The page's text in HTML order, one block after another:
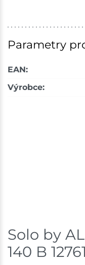
Ceny na
Parametry
EAN:
Výrobce:
Solo by
140 B